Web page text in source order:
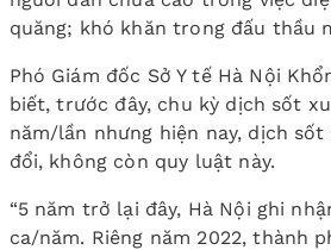
quăng; khó khăn trong đấu thầu
Phó Giám đốc Sở Y tế Hà Nội
biết, trước đây, chu kỳ dịch sốt
năm/lần nhưng hiện nay, dịch
đổi, không còn quy luật này.
“5 năm trở lại đây, Hà Nội ghi
ca/năm. Riêng năm 2022, thành